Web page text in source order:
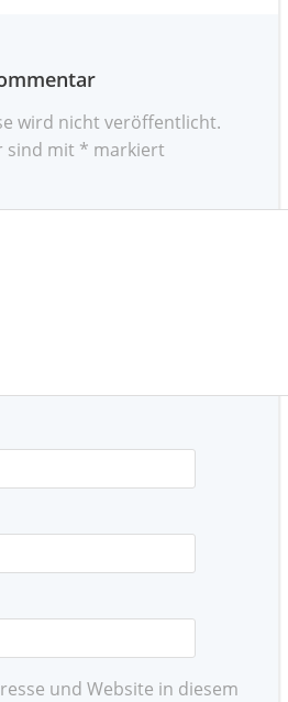
wird nicht veröffentlicht.
sind mit * markiert
und Website in diesem